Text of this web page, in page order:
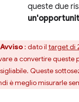
queste due
Avviso : dato il target di
a convertire queste
Queste
è meglio misurarle